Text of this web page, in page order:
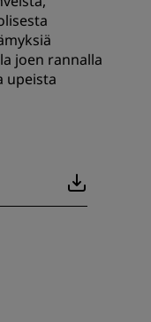
joen rannalla
upeista